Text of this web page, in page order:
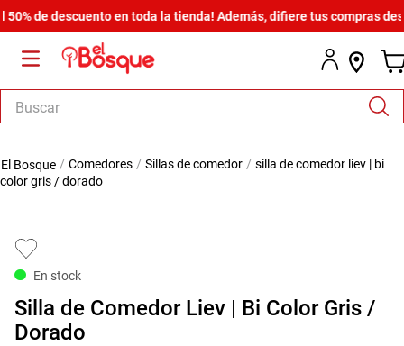
de descuento en toda la tienda! Además, difiere tus compras
Buscar
comedores sillas de comedor
silla de comedor liev | bi
color gris / dorado
En stock
Silla de Comedor Liev | Bi Color Gris /
Dorado
1.
armario
.
armario lux
6.
cama